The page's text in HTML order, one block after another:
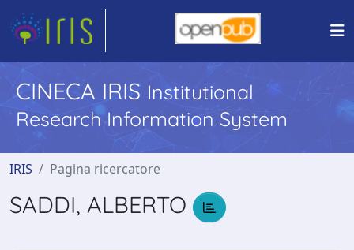
CINECA IRIS Institutional
Research Information System
IRIS Pagina ricercatore
SADDI, ALBERTO